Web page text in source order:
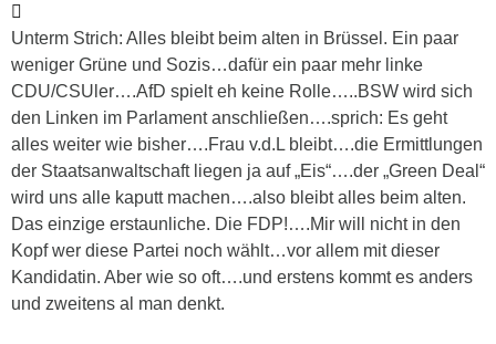
Unterm Strich: Alles bleibt beim alten in Brüssel. Ein paar
weniger Grüne und Sozis…dafür ein paar mehr linke
CDU/CSUler….AfD spielt eh keine Rolle…..BSW wird sich
den Linken im Parlament anschließen….sprich: Es geht
alles weiter wie bisher….Frau v.d.L bleibt….die Ermittlungen
der Staatsanwaltschaft liegen ja auf „Eis“….der „Green Deal“
wird uns alle kaputt machen….also bleibt alles beim alten.
Das einzige erstaunliche. Die FDP!….Mir will nicht in den
Kopf wer diese Partei noch wählt…vor allem mit dieser
Kandidatin. Aber wie so oft….und erstens kommt es anders
und zweitens al man denkt.